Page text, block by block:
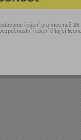
řešení pro více než
řešení čítající